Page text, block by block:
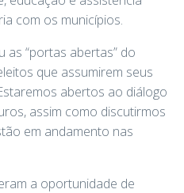
com os municípios.
as “portas abertas” do
que assumirem seus
abertos ao diálogo
assim como discutirmos
em andamento nas
a oportunidade de